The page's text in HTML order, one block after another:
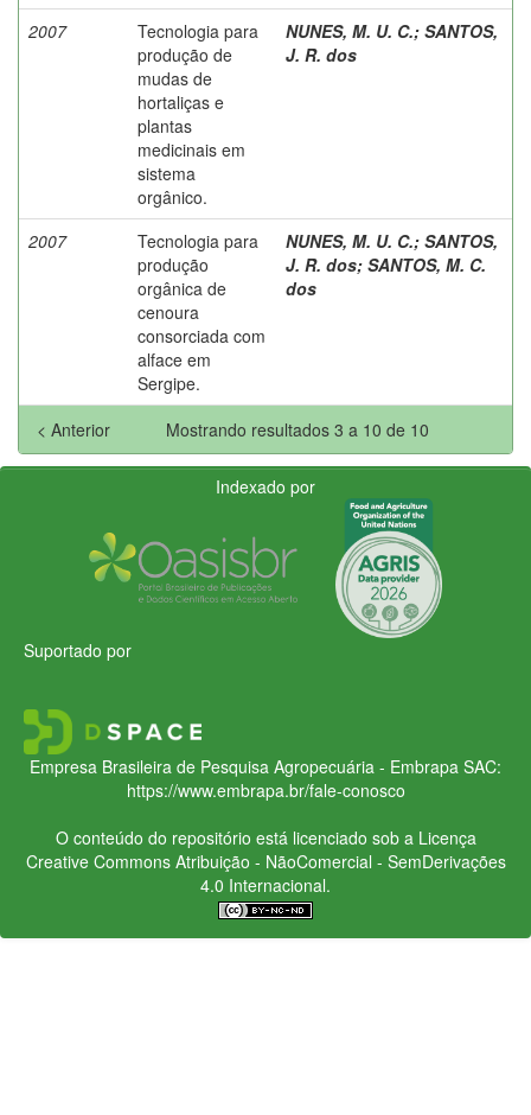
2007
Tecnologia para
produção de
mudas de
hortaliças e
plantas
medicinais em
sistema
orgânico.
NUNES, M. U. C.; SANTOS,
J. R. dos
2007
Tecnologia para
produção
orgânica de
cenoura
consorciada com
alface em
Sergipe.
NUNES, M. U. C.; SANTOS,
J. R. dos; SANTOS, M. C.
dos
Mostrando resultados 3 a 10 de 10
< Anterior
Indexado por
Suportado por
Empresa Brasileira de Pesquisa Agropecuária - Embrapa SAC:
https://www.embrapa.br/fale-conosco
O conteúdo do repositório está licenciado sob a Licença
Creative CommonsAtribuição - NãoComercial - SemDerivações
4.0 Internacional.